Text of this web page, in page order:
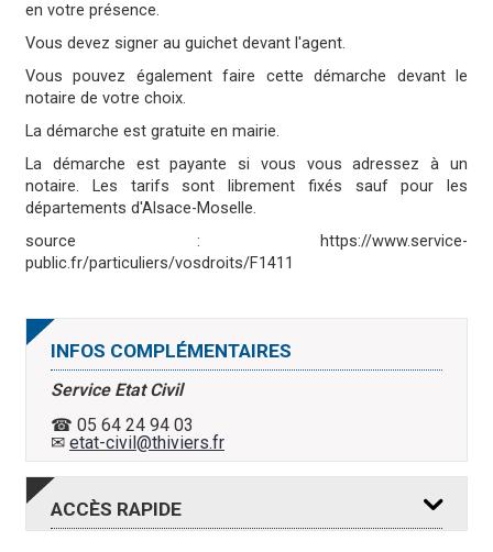
en votre présence.
Vous devez signer au guichet devant l'agent.
Vous pouvez également faire cette démarche devant le
notaire de votre choix.
La démarche est gratuite en mairie.
La démarche est payante si vous vous adressez à un
notaire. Les tarifs sont librement fixés sauf pour les
départements d'Alsace-Moselle.
source : https://www.service-
public.fr/particuliers/vosdroits/F1411
INFOS COMPLÉMENTAIRES
Service Etat Civil
☎ 05 64 24 94 03
✉ etat-civil@thiviers.fr
ACCÈS RAPIDE